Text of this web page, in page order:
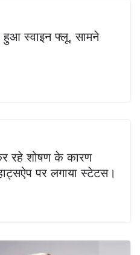
हुआ स्वाइन फ्लू, सामने
कर रहे शोषण के कारण
पर लगाया स्टेटस।